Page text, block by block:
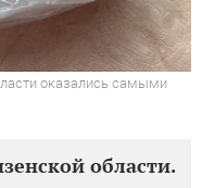
оказались самыми
области.